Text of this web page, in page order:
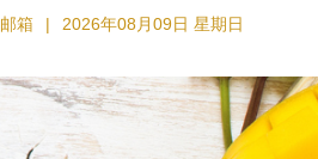
邮箱 | 2026年08月09日 星期日